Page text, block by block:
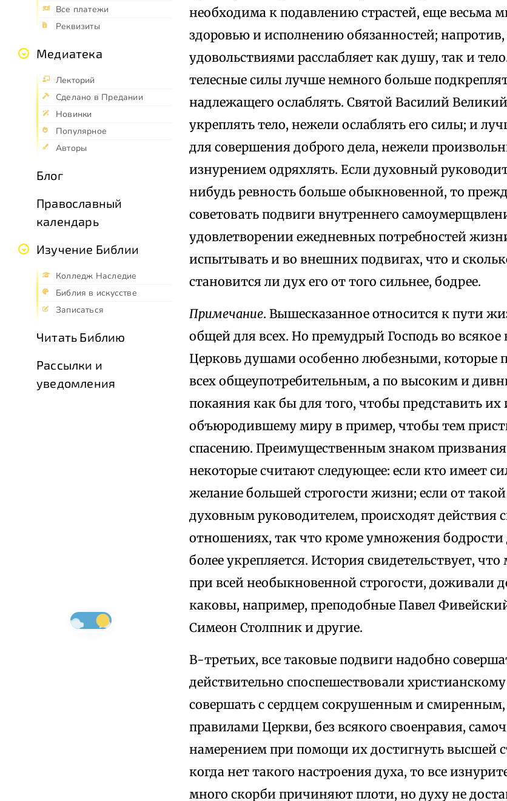
Все платежи
Реквизиты
Медиатека
Лекторий
Сделано в Предании
Новинки
Популярное
Авторы
Блог
Православный
календарь
Изучение Библии
Колледж Наследие
Библия в искусстве
Записаться
Читать Библию
Рассылки и
уведомления
необходима к подавлению страстей, еще весьма
здоровью и исполнению обязанностей;
удовольствиями расслабляет как душу, так и
телесные силы лучше немного больше
надлежащего ослаблять. Святой Василий
укреплять тело, нежели ослаблять его силы; и
для совершения доброго дела, нежели
изнурением одряхлять. Если духовный
нибудь ревность больше обыкновенной, то
советовать подвиги внутреннего
удовлетворении ежедневных потребностей
испытывать и во внешних подвигах, что и
становится ли дух его от того сильнее, бодрее.
Примечание. Вышесказанное относится к пути
общей для всех. Но премудрый Господь во
Церковь душами особенно любезными, которые
всех общеупотребительным, а по высоким и
покаяния как бы для того, чтобы представить
объюродившему миру в пример, чтобы тем
спасению. Преимущественным знаком
некоторые считают следующее: если кто имеет
желание большей строгости жизни; если от
духовным руководителем, происходят действия
отношениях, так что кроме умножения бодрости
более укрепляется. История свидетельствует,
при всей необыкновенной строгости, доживали
каковы, например, преподобные Павел
Симеон Столпник и другие.
В-третьих, все таковые подвиги надобно
действительно споспешествовали
совершать с сердцем сокрушенным и смиренным,
правилами Церкви, без всякого своенравия,
намерением при помощи их достигнуть высшей
когда нет такого настроения духа, то все
много скорби причиняют плоти, но духу не